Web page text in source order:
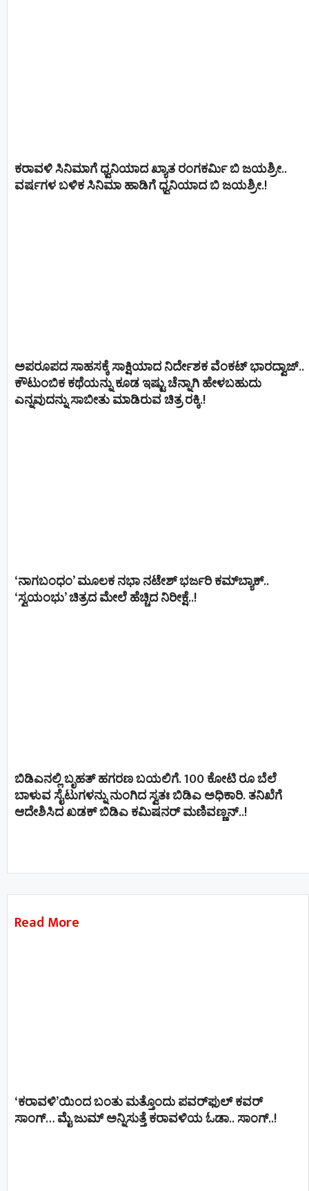
ಕರಾವಳಿ ಸಿನಿಮಾಗೆ ಧ್ವನಿಯಾದ ಖ್ಯಾತ ರಂಗಕರ್ಮಿ ಬಿ ಜಯಶ್ರೀ..
ವರ್ಷಗಳ ಬಳಿಕ ಸಿನಿಮಾ ಹಾಡಿಗೆ ಧ್ವನಿಯಾದ ಬಿ ಜಯಶ್ರೀ.!
ಅಪರೂಪದ ಸಾಹಸಕ್ಕೆ ಸಾಕ್ಷಿಯಾದ ನಿರ್ದೇಶಕ ವೆಂಕಟ್ ಭಾರದ್ವಾಜ್..
ಕೌಟುಂಬಿಕ ಕಥೆಯನ್ನು ಕೂಡ ಇಷ್ಟು ಚೆನ್ನಾಗಿ ಹೇಳಬಹುದು
ಎನ್ನವುದನ್ನು ಸಾಬೀತು ಮಾಡಿರುವ ಚಿತ್ರ ರಕ್ಕಿ.!
‘ನಾಗಬಂಧಂ’ ಮೂಲಕ ನಭಾ ನಟೇಶ್ ಭರ್ಜರಿ ಕಮ್‌ಬ್ಯಾಕ್..
‘ಸ್ವಯಂಭು’ ಚಿತ್ರದ ಮೇಲೆ ಹೆಚ್ಚಿದ ನಿರೀಕ್ಷೆ..!
ಬಿಡಿಎನಲ್ಲಿ ಬೃಹತ್ ಹಗರಣ ಬಯಲಿಗೆ. 100 ಕೋಟಿ ರೂ ಬೆಲೆ
ಬಾಳುವ ಸೈಟುಗಳನ್ನು ನುಂಗಿದ ಸ್ವತಃ ಬಿಡಿಎ ಅಧಿಕಾರಿ. ತನಿಖೆಗೆ
ಆದೇಶಿಸಿದ ಖಡಕ್ ಬಿಡಿಎ ಕಮಿಷನರ್ ಮಣಿವಣ್ಣನ್​​..!
Read More
‘ಕರಾವಳಿ’ಯಿಂದ ಬಂತು ಮತ್ತೊಂದು ಪವರ್‌ಫುಲ್ ಕವರ್
ಸಾಂಗ್… ಮೈ ಜುಮ್ ಅನ್ನಿಸುತ್ತೆ ಕರಾವಳಿಯ ಓಡಾ.. ಸಾಂಗ್‌..!